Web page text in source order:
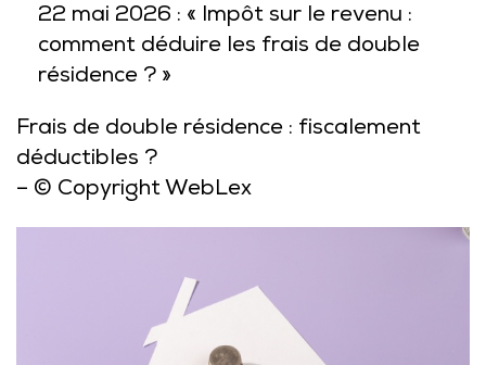
22 mai 2026 : « Impôt sur le revenu :
comment déduire les frais de double
résidence ? »
Frais de double résidence : fiscalement
déductibles ?
– © Copyright WebLex